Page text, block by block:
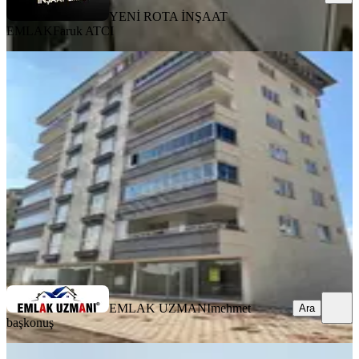
YENİ ROTA İNŞAAT
EMLAK Faruk ATCI
Yamaçtepe'de Fırsat Daire 3+1
Onikişubat, Yamaçtepe Mahallesi
3+1 ·140 m²·6. Kat · 05.08.2026
4.250.000 ₺
EMLAK UZMANImehmet başkonuş
Ara
EMLAK UZMANImehmet
başkonuş
Ara